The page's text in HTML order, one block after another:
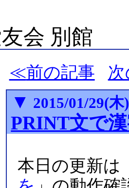
会 別館
前の記事
▼ 2015/01/29(木)
PRINT文で
本日の更新は